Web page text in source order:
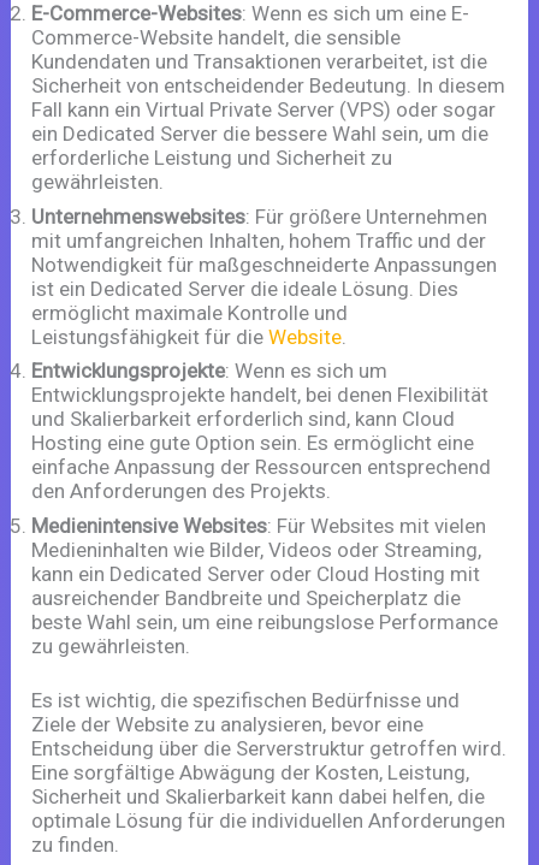
E-Commerce-Websites: Wenn es sich um eine E-
Commerce-Website handelt, die sensible
Kundendaten und Transaktionen verarbeitet, ist die
Sicherheit von entscheidender Bedeutung. In diesem
Fall kann ein Virtual Private Server (VPS) oder sogar
ein Dedicated Server die bessere Wahl sein, um die
erforderliche Leistung und Sicherheit zu
gewährleisten.
Unternehmenswebsites: Für größere Unternehmen
mit umfangreichen Inhalten, hohem Traffic und der
Notwendigkeit für maßgeschneiderte Anpassungen
ist ein Dedicated Server die ideale Lösung. Dies
ermöglicht maximale Kontrolle und
Leistungsfähigkeit für dieWebsite
Entwicklungsprojekte: Wenn es sich um
Entwicklungsprojekte handelt, bei denen Flexibilität
und Skalierbarkeit erforderlich sind, kann Cloud
Hosting eine gute Option sein. Es ermöglicht eine
einfache Anpassung der Ressourcen entsprechend
den Anforderungen des Projekts.
Medienintensive Websites: Für Websites mit vielen
Medieninhalten wie Bilder, Videos oder Streaming,
kann ein Dedicated Server oder Cloud Hosting mit
ausreichender Bandbreite und Speicherplatz die
beste Wahl sein, um eine reibungslose Performance
zu gewährleisten.
Es ist wichtig, die spezifischen Bedürfnisse und
Ziele der Website zu analysieren, bevor eine
Entscheidung über die Serverstruktur getroffen wird.
Eine sorgfältige Abwägung der Kosten, Leistung,
Sicherheit und Skalierbarkeit kann dabei helfen, die
optimale Lösung für die individuellen Anforderungen
zu finden.